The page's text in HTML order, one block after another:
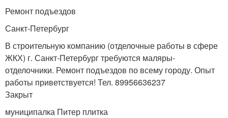
Ремонт подъездов
Санкт-Петербург
В строительную компанию (отделочные работы в сфере
ЖКХ) г. Санкт-Петербург требуются маляры-
отделочники. Ремонт подъездов по всему городу. Опыт
работы приветствуется! Тел. 89956636237
Закрыт
муниципалка Питер плитка